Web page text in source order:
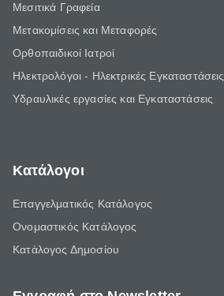
Μεσιτικά Γραφεία
Μετακομίσεις και Μεταφορές
Ορθοπαιδικοί Ιατροί
Ηλεκτρολόγοι - Ηλεκτρικές Εγκαταστάσεις
Υδραυλικές εργασίες και Εγκαταστάσεις
Κατάλογοι
Επαγγελματικός Κατάλογος
Ονομαστικός Κατάλογος
Κατάλογος Δημοσίου